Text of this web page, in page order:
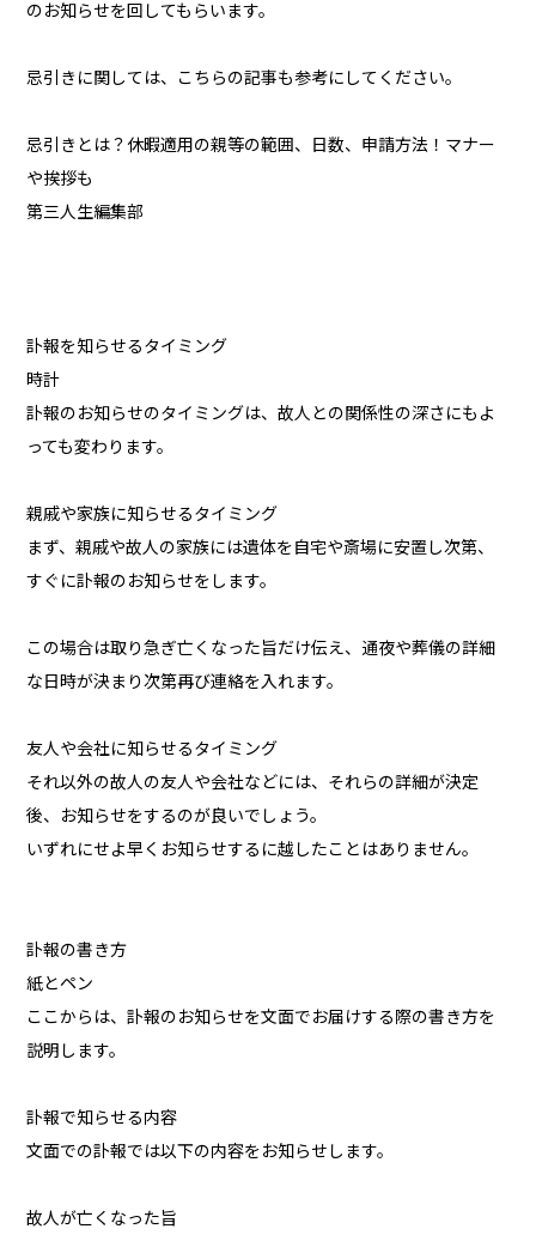
のお知らせを回してもらいます。
忌引きに関しては、こちらの記事も参考にしてください。
忌引きとは？休暇適用の親等の範囲、日数、申請方法！マナー
や挨拶も
第三人生編集部
訃報を知らせるタイミング
時計
訃報のお知らせのタイミングは、故人との関係性の深さにもよ
っても変わります。
親戚や家族に知らせるタイミング
まず、親戚や故人の家族には遺体を自宅や斎場に安置し次第、
すぐに訃報のお知らせをします。
この場合は取り急ぎ亡くなった旨だけ伝え、通夜や葬儀の詳細
な日時が決まり次第再び連絡を入れます。
友人や会社に知らせるタイミング
それ以外の故人の友人や会社などには、それらの詳細が決定
後、お知らせをするのが良いでしょう。
いずれにせよ早くお知らせするに越したことはありません。
訃報の書き方
紙とペン
ここからは、訃報のお知らせを文面でお届けする際の書き方を
説明します。
訃報で知らせる内容
文面での訃報では以下の内容をお知らせします。
故人が亡くなった旨